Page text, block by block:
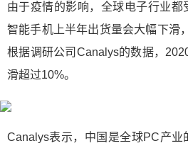
由于疫情的影响，全球电子行业都
智能手机上半年出货量会大幅下滑
根据调研公司Canalys的数据，
滑超过10%。
Canalys表示，中国是全球PC产业